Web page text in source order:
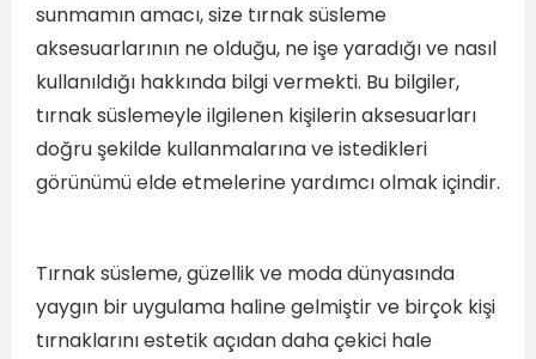
sunmamın amacı, size tırnak süsleme
aksesuarlarının ne olduğu, ne işe yaradığı ve nasıl
kullanıldığı hakkında bilgi vermekti. Bu bilgiler,
tırnak süslemeyle ilgilenen kişilerin aksesuarları
doğru şekilde kullanmalarına ve istedikleri
görünümü elde etmelerine yardımcı olmak içindir.
Tırnak süsleme, güzellik ve moda dünyasında
yaygın bir uygulama haline gelmiştir ve birçok kişi
tırnaklarını estetik açıdan daha çekici hale